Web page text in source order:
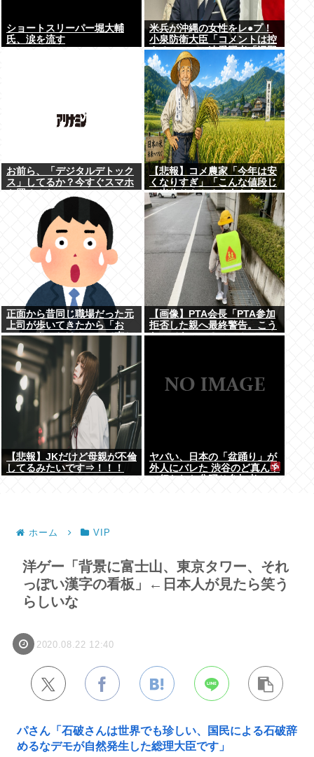
ショートスリーパー堀大輔
氏、涙を流す
米兵が沖縄の女性をレ●プ！
小泉防衛大臣「コメントは控
える」ニュー速愛国者「辺野
古！」
お前ら、「デジタルデトック
ス」してるか？今すぐスマホ
【悲報】コメ農家「今年は安
くなりすぎ」「こんな値段じ
ゃ米作りをやめる人も多くな
るんじゃないかな?」
正面から昔同じ職場だった元
上司が歩いてきたから「お
～！こんにちは！」って声か
けたんや
【画像】PTA会長「PTA参加
拒否した親へ最終警告。こう
なってもいい？」⇒！
【悲報】JKだけど母親が不倫
してるみたいです⇒！！！
ヤバい、日本の「盆踊り」が
外人にバレた 渋谷のど真ん中
ホーム
VIP
洋ゲー「背景に富士山、東京タワー、それ
っぽい漢字の看板」←日本人が見たら笑う
らしいな
2020.08.22 12:40
パさん「石破さんは世界でも珍しい、国民による石破辞
めるなデモが自然発生した総理大臣です」